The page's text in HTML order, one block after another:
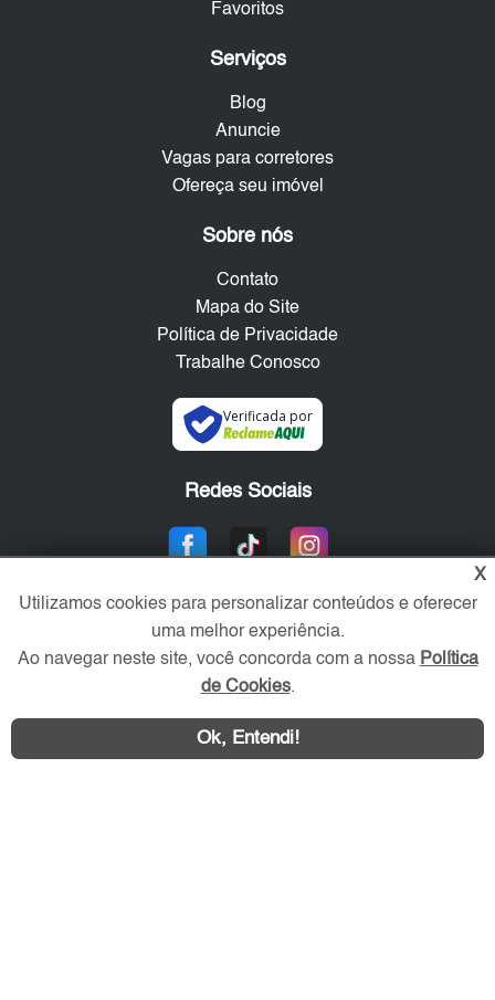
Favoritos
Serviços
Blog
Anuncie
Vagas para corretores
Ofereça seu imóvel
Sobre nós
Contato
Mapa do Site
Política de Privacidade
Trabalhe Conosco
Verificada por
Redes Sociais
Área exclusiva aos anunciantes,
acesse sua conta:
X
Utilizamos cookies para personalizar conteúdos e oferecer
uma melhor experiência.
Ao navegar neste site, você concorda com a nossa Política
de Cookies.
Ok, Entendi!